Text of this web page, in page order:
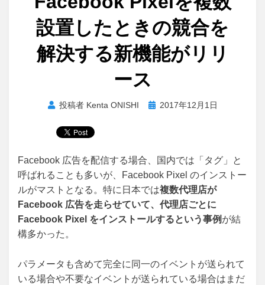
設置したときの競合を
解決する新機能がリリ
ース
投稿者 Kenta ONISHI
投 2017年12月1日
Facebook 広告を配信する場合、国内では「タグ」と
呼ばれることも多いが、Facebook Pixel のインストー
ルがマストとなる。特に日本では複数代理店が
Facebook 広告を走らせていて、代理店ごとに
Facebook Pixel をインストールするという事例 が結
構多かった。
パラメータも含めて完全に同一のイベントが送られて
いる場合や不要なイベントが送られている場合はまだ